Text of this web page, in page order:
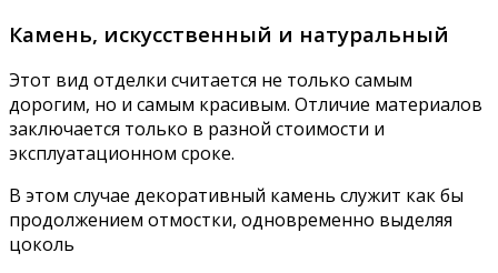
Камень, искусственный и натуральный
Этот вид отделки считается не только самым
дорогим, но и самым красивым. Отличие материалов
заключается только в разной стоимости и
эксплуатационном сроке.
В этом случае декоративный камень служит как бы
продолжением отмостки, одновременно выделяя
цоколь